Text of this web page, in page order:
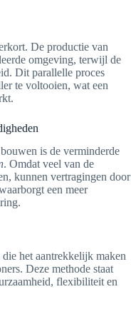
De productie van
omgeving, terwijl de
Dit parallelle proces
te voltooien, wat een
is de verminderde
. Omdat veel van de
kunnen vertragingen door
een meer
het aantrekkelijk maken
Deze methode staat
flexibiliteit en